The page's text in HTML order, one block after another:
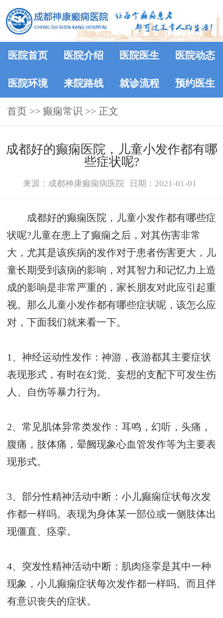
医院首页 医院介绍 医院医生 医院动态
医院环境 来院路线 就诊流程 预约医生
首页 >> 癫痫常识 >> 正文
成都好的癫痫医院，儿童小发作都有哪
些症状呢?
来源：成都神康癫痫病医院 日期：2021-01-01
成都好的癫痫医院，儿童小发作都有哪些症
状呢?儿童在患上了癫痫之后，对其伤害非常
大，尤其是该疾病的发作对于患者伤害更大，儿
童长期受到该病的影响，对其智力和记忆力上造
成的影响是非常严重的，家长朋友对此应引起重
视。那么儿童小发作都有哪些症状呢，该怎么应
对，下面我们就来看一下。
1、神经运动性发作：神游，夜游都其主要症状
表现形式，有时在幻觉、妄想的支配下可发生伤
人、自伤等暴力行为。
2、常见肌体异常类发作：耳鸣，幻听，头痛，
腹痛，肢体痛，晕阙现象心血管发作等为主要表
现形式。
3、部分性精神活动中断：小儿癫痫症状每次发
作都一样吗。表现为身体某一部位或一侧肢体出
现僵直、痉挛。
4、突发性精神活动中断：肌肉痉挛是其中一种
现象，小儿癫痫症状每次发作都一样吗。而且伴
有意识丧失的症状。